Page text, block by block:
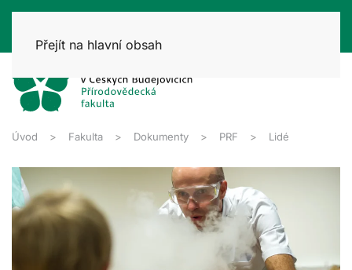
Přejít na hlavní obsah
Úvod Fakulta Dokumenty PRF Lidé